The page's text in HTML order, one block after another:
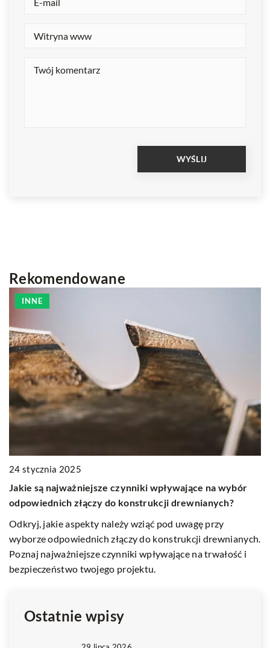
Rekomendowane
INNE
24 stycznia 2025
Jakie są najważniejsze czynniki wpływające na wybór
odpowiednich złączy do konstrukcji drewnianych?
Odkryj, jakie aspekty należy wziąć pod uwagę przy
wyborze odpowiednich złączy do konstrukcji drewnianych.
Poznaj najważniejsze czynniki wpływające na trwałość i
bezpieczeństwo twojego projektu.
Ostatnie wpisy